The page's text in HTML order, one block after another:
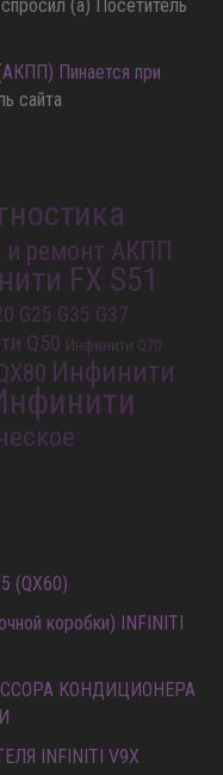
спросил (а) Посетитель
Пинается при
сайта
и ремонт АКПП
FX S51
G25 G35 G37
Q50 Инфинити Q70
Инфинити
(QX60)
коробки) INFINITI
КОНДИЦИОНЕРА
INFINITI V9X